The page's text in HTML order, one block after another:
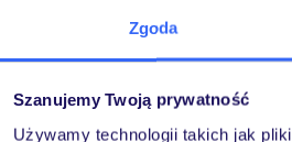
Zgoda
Szanujemy Twoją prywatność
Używamy technologii takich jak